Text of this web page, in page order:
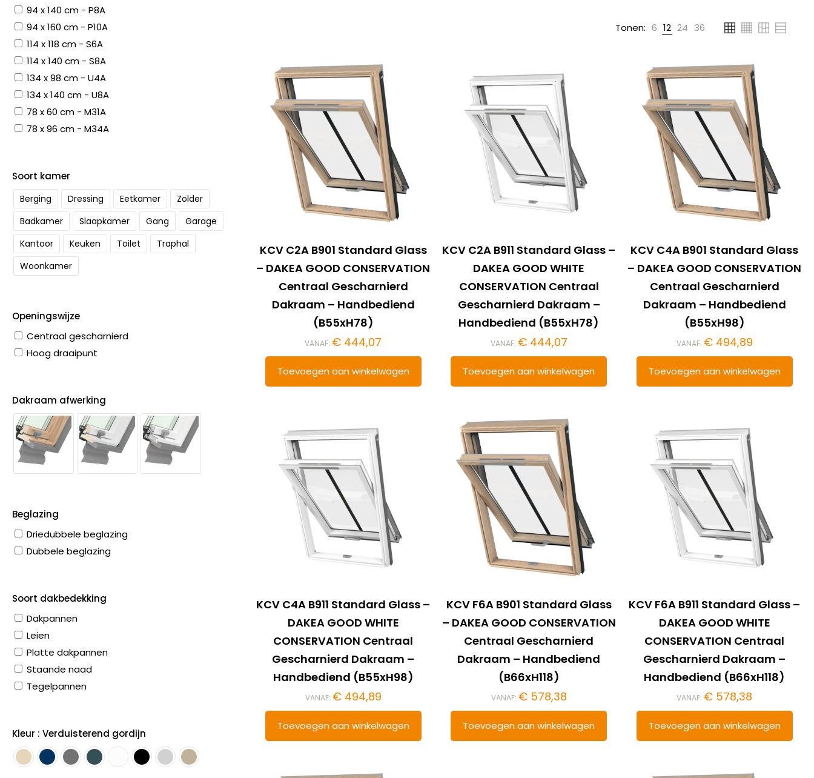
Tonen: 6 12 24 36
KCV C2A B901 Standard Glass
– DAKEA GOOD CONSERVATION
Centraal Gescharnierd
Dakraam – Handbediend
(B55xH78)
VANAF: € 444,07
Toevoegen aan winkelwagen
KCV C2A B911 Standard Glass –
DAKEA GOOD WHITE
CONSERVATION Centraal
Gescharnierd Dakraam –
Handbediend (B55xH78)
VANAF: €444,07
Toevoegen aan winkelwagen
KCV C4A B901 Standard Glass
– DAKEA GOOD CONSERVATION
Centraal Gescharnierd
Dakraam – Handbediend
(B55xH98)
VANAF: €494,89
Toevoegen aan winkelwagen
KCV C4A B911 Standard Glass –
DAKEA GOOD WHITE
CONSERVATION Centraal
Gescharnierd Dakraam –
Handbediend (B55xH98)
VANAF: €494,89
Toevoegen aan winkelwagen
KCV F6A B901 Standard Glass
– DAKEA GOOD CONSERVATION
Centraal Gescharnierd
Dakraam – Handbediend
(B66xH118)
VANAF: €578,38
Toevoegen aan winkelwagen
KCV F6A B911 Standard Glass –
DAKEA GOOD WHITE
CONSERVATION Centraal
Gescharnierd Dakraam –
Handbediend (B66xH118)
VANAF: € 578,38
Toevoegen aan winkelwagen
94 x 140 cm - P8A
94 x 160 cm - P10A
114 x 118 cm - S6A
114 x 140 cm - S8A
134 x 98 cm - U4A
134 x 140 cm - U8A
78 x 60 cm - M31A
78 x 96 cm - M34A
Soort kamer
Berging Dressing Eetkamer
Zolder
Badkamer
Slaapkamer Gang
Garage
Kantoor
Keuken Toilet
Traphal
Woonkamer
Openingswijze
Centraal gescharnierd
Hoog draaipunt
Dakraam afwerking
Beglazing
Driedubbele beglazing
Dubbele beglazing
Soort dakbedekking
Dakpannen
Leien
Platte dakpannen
Staande naad
Tegelpannen
Kleur : Verduisterend gordijn